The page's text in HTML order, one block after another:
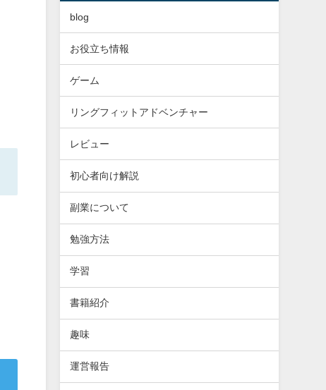
blog
お役立ち情報
ゲーム
リングフィットアドベンチャー
レビュー
初心者向け解説
副業について
勉強方法
学習
書籍紹介
趣味
運営報告